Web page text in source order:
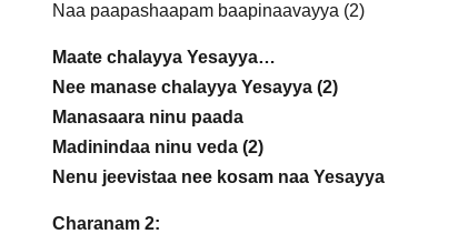
Naa paapashaapam baapinaavayya (2)
Maate chalayya Yesayya…
Nee manase chalayya Yesayya (2)
Manasaara ninu paada
Madinindaa ninu veda (2)
Nenu jeevistaa nee kosam naa Yesayya
Charanam 2: